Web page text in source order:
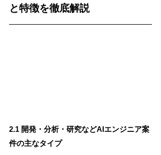
と特徴を徹底解説
2.1 開発・分析・研究などAIエンジニア案
件の主なタイプ